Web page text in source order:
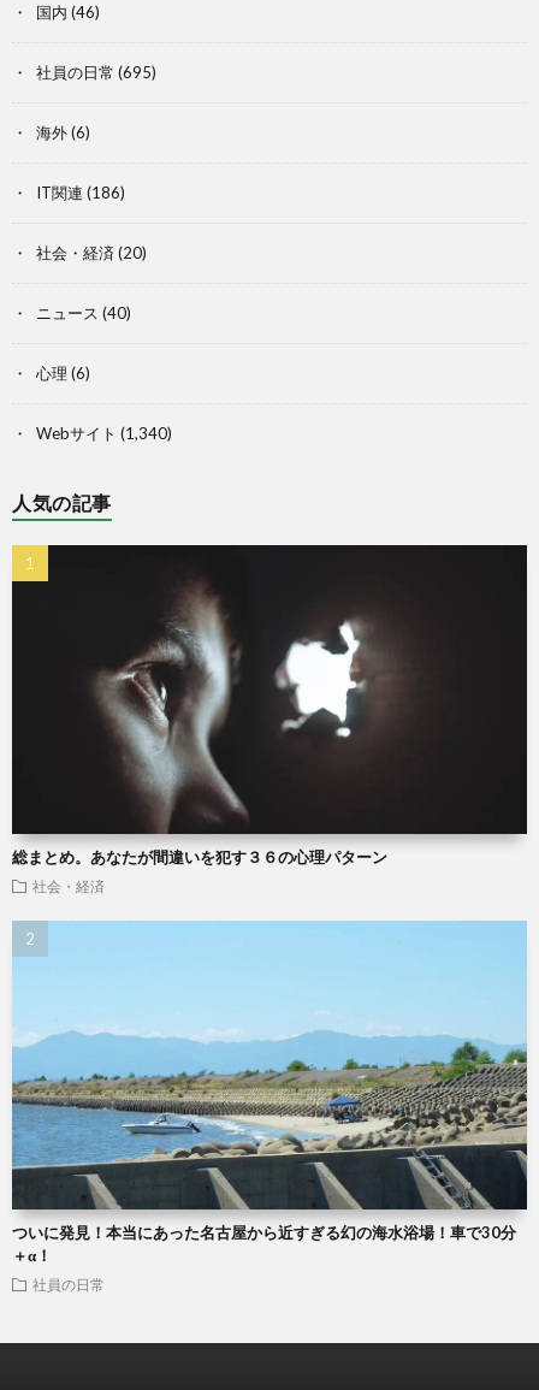
国内 (46)
社員の日常 (695)
海外(6)
IT関連 (186)
社会・経済 (20)
ニュース (40)
心理 (6)
Webサイト (1,340)
人気の記事
総まとめ。あなたが間違いを犯す３６の心理パターン
社会・経済
ついに発見！本当にあった名古屋から近すぎる幻の海水浴場！車で30分
＋α！
社員の日常